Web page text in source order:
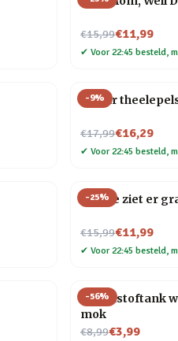
€15,99
Nu voor€11,99
✔ Voor 22:45 besteld,
-9%
Gitaar
€17,99
Nu voor€16,29
✔ Voor 22:45 besteld,
-25%
Mok Je ziet er
€15,99
Nu voor€11,99
✔ Voor 22:45 besteld,
-56%
Brandstoftank
mok
€8,99
Nu voor€3,99